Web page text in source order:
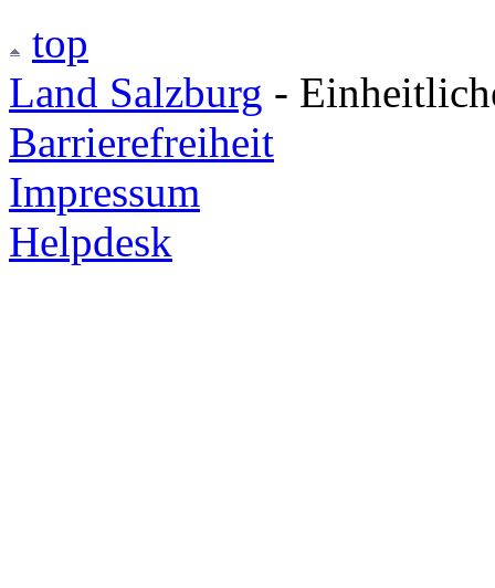
top
Land Salzburg -
Barrierefreiheit
Impressum
Helpdesk